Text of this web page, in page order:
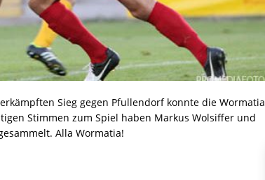
Sieg gegen Pfullendorf konnte die Wormatia
Stimmen zum Spiel haben Markus Wolsiffer und
Alla Wormatia!